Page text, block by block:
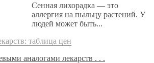
Сенная лихорадка — это
аллергия на пыльцу растений. У
людей может быть...
таблица цен
аналогами лекарств . . .